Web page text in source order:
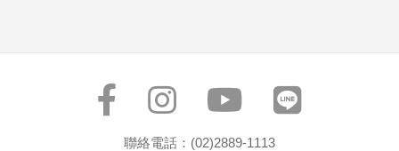
聯絡電話：(02)2889-1113